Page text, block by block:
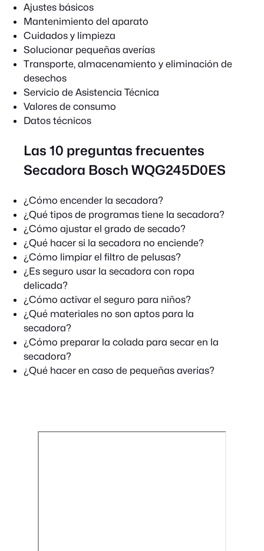
Ajustes básicos
Mantenimiento del aparato
Cuidados y limpieza
Solucionar pequeñas averías
Transporte, almacenamiento y eliminación de
desechos
Servicio de Asistencia Técnica
Valores de consumo
Datos técnicos
Las 10 preguntas frecuentes
Secadora Bosch WQG245D0ES
¿Cómo encender la secadora?
¿Qué tipos de programas tiene la secadora?
¿Cómo ajustar el grado de secado?
¿Qué hacer si la secadora no enciende?
¿Cómo limpiar el filtro de pelusas?
¿Es seguro usar la secadora con ropa
delicada?
¿Cómo activar el seguro para niños?
¿Qué materiales no son aptos para la
secadora?
¿Cómo preparar la colada para secar en la
secadora?
¿Qué hacer en caso de pequeñas averías?